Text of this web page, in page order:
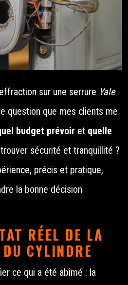
sur une serrure Yale
question que mes clients me
budget prévoir et quelle
sécurité et tranquillité ?
précis et pratique,
la bonne décision
RÉEL DE LA
CYLINDRE
ce qui a été abîmé : la